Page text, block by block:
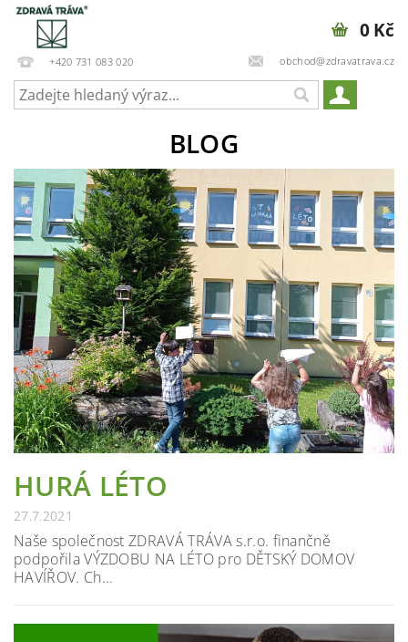
+420 731 083 020 obchod@zdravatrava.cz
0 Kč
BLOG
HURÁ LÉTO
27.7.2021
Naše společnost ZDRAVÁ TRÁVA s.r.o. finančně
podpořila VÝZDOBU NA LÉTO pro DĚTSKÝ DOMOV
HAVÍŘOV. Ch...